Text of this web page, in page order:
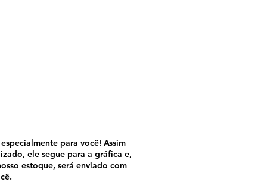
para você! Assim
ele segue para a gráfica e,
estoque, será enviado com